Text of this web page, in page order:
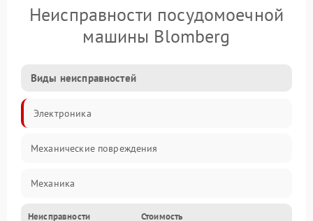
Неисправности посудомоечной
машины Blomberg
Виды неисправностей
Электроника
Механические повреждения
Механика
Управление
Неисправности Стоимость